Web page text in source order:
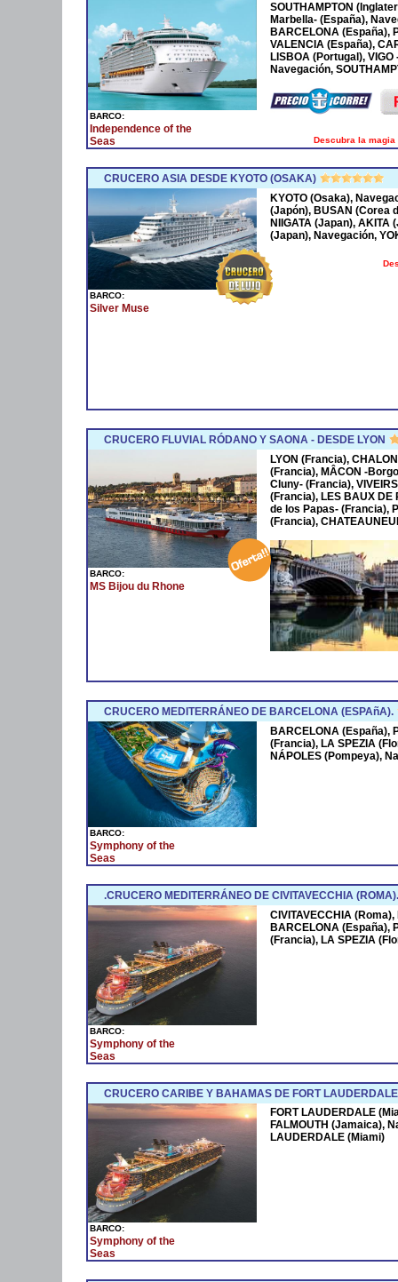
BARCO:
Independence of the
Seas
SOUTHAMPTON
Marbella- (España),
BARCELONA (España),
VALENCIA (España),
LISBOA (Portugal),
Navegación,
Descubra la
CRUCERO ASIA DESDE KYOTO (OSAKA)
BARCO:
Silver Muse
KYOTO (Osaka),
(Japón), BUSAN (Corea
NIIGATA (Japan), AKITA
(Japan), Navegación,
CRUCERO FLUVIAL RÓDANO Y SAONA - DESDE LYON
BARCO:
MS Bijou du Rhone
LYON (Francia),
(Francia), MÂCON -
Cluny- (Francia),
(Francia), LES BAUX DE
de los Papas- (Francia),
(Francia),
CRUCERO MEDITERRÁNEO DE BARCELONA (ESPAñA).
BARCO:
Symphony of the
Seas
BARCELONA (España),
(Francia), LA SPEZIA
NÁPOLES (Pompeya),
.CRUCERO MEDITERRÁNEO DE CIVITAVECCHIA (ROMA).
BARCO:
Symphony of the
Seas
CIVITAVECCHIA
BARCELONA (España),
(Francia), LA SPEZIA
CRUCERO CARIBE Y BAHAMAS DE FORT
BARCO:
Symphony of the
Seas
FORT LAUDERDALE
FALMOUTH (Jamaica),
LAUDERDALE (Miami)